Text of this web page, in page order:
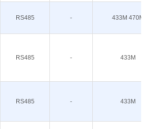
RS485 - 433M 470M
RS485 - 433M
RS485 - 433M